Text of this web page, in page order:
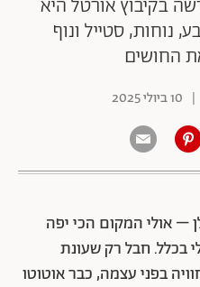
בקיבוץ אורטל היא
נוחות, סטייל ונוף
החושים
| 10 ביולי 2025
– אולי המקום הכי יפה
בכלל. חבל רק שעונת
בפני עצמה, כבר אוטוטו